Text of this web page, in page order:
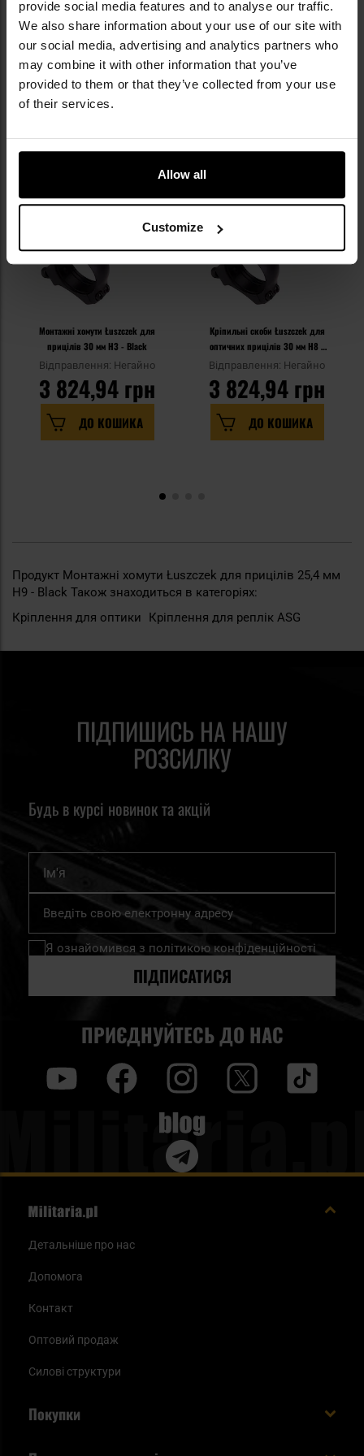
provide social media features and to analyse our traffic.
We also share information about your use of our site with
our social media, advertising and analytics partners who
may combine it with other information that you’ve
provided to them or that they’ve collected from your use
of their services.
Allow all
Customize
ВАРТО ДОКУПИТИ
ПІДІБРАНІ ДЛЯ ВАС
Монтажні хомути Łuszczek для
прицілів 30 мм H3 - Black
Відправлення: Негайно
3 824,94 грн
ДО КОШИКА
Кріпильні скоби Łuszczek для
оптичних прицілів 30 мм H8 -
Black
Відправлення: Негайно
3 824,94 грн
ДО КОШИКА
Продукт Монтажні хомути Łuszczek для прицілів 25,4 мм
H9 - Black Також знаходиться в категоріях:
Кріплення для оптики
Кріплення для реплік ASG
ПІДПИШИСЬ НА НАШУ
РОЗСИЛКУ
Будь в курсі новинок та акцій
Підпишіться
нашу
розсилку
Я ознайомився з політикою конфіденційності
ПІДПИСАТИСЯ
ПРИЄДНУЙТЕСЬ ДО НАС
Blog
Детальніше про нас
Допомога
Контакт
Оптовий продаж
Силові структури
Покупки